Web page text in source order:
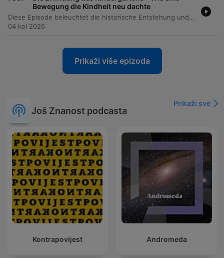
Bewegung die Kindheit neu dachte
Diese Episode beleuchtet die historische Entstehung und globale Ausbreitung des Kindergartens, ausgehend von Friedrich Fröbels radikaler pädagogischer Idee im Jahr 1840. Der Bericht verfolgt den Weg von der thüringischen Gründung über das politische Verbot in Preußen bis hin zur Etablierung in den Vereinigten Staaten durch deutsche Einwanderer wie Margarete Meyer-Schurz. Dabei wird aufgezeigt, wie aus einem Konzept, das auf spielerischem Lernen und Naturbeobachtung basiert, eine internationale Bildungsbewegung wurde, die auch Frauen neue berufliche Perspektiven eröffnete.
04 kol 2026
Prikaži više epizoda
Još Znanost podcasta
Prikaži sve
Kontrapovijest Andromeda